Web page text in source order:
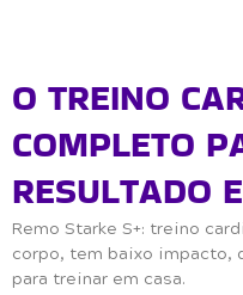
O TREINO
COMPLETO
RESULTADO
Remo Starke S+: treino
corpo, tem baixo impacto,
para treinar em casa.